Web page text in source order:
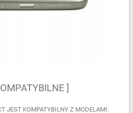
]
JEST KOMPATYBILNY Z MODELAMI: